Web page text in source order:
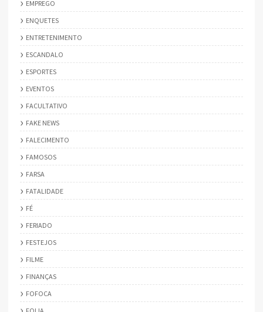
EMPREGO
ENQUETES
ENTRETENIMENTO
ESCANDALO
ESPORTES
EVENTOS
FACULTATIVO
FAKE NEWS
FALECIMENTO
FAMOSOS
FARSA
FATALIDADE
FÉ
FERIADO
FESTEJOS
FILME
FINANÇAS
FOFOCA